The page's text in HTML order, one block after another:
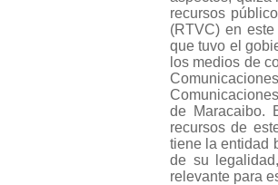
recursos
(RTVC) en
que tuvo el
los medios de
de Maracaibo.
recursos de
tiene la entidad
de su
relevante para